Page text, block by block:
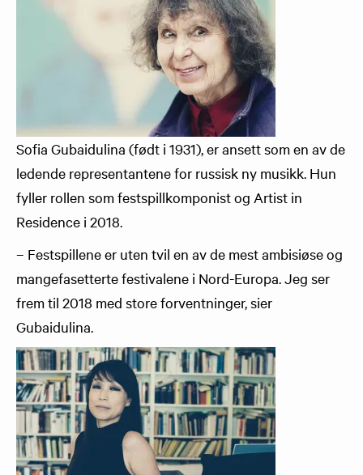
Sofia Gubaidulina (født i 1931), er ansett som en av de
ledende representantene for russisk ny musikk. Hun
fyller rollen som festspillkomponist og Artist in
Residence i 2018.
– Festspillene er uten tvil en av de mest ambisiøse og
mangefasetterte festivalene i Nord-Europa. Jeg ser
frem til 2018 med store forventninger, sier
Gubaidulina.